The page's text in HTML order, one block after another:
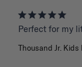
Perfect for my
Thousand Jr. Kids